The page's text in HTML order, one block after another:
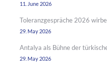
11. June 2026
Toleranzgespräche 2026
29. May 2026
Antalya als Bühne der
29. May 2026